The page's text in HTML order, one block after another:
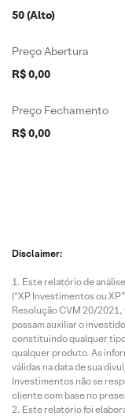
50 (Alto)
Preço Abertura
R$ 0,00
Preço Fechamento
R$ 0,00
Disclaimer:
Este relatório de
(“XP Investimentos ou
Resolução CVM 20/
possam auxiliar o
constituindo qualquer
qualquer produto. As
válidas na data de sua
Investimentos não se
cliente com base no
Este relatório foi